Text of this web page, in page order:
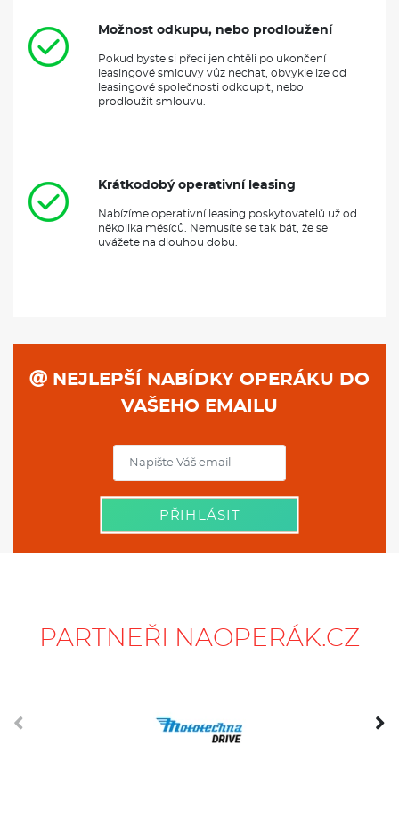
Možnost odkupu, nebo prodloužení
Pokud byste si přeci jen chtěli po ukončení
leasingové smlouvy vůz nechat, obvykle lze od
leasingové společnosti odkoupit, nebo
prodloužit smlouvu.
Krátkodobý operativní leasing
Nabízíme operativní leasing poskytovatelů už od
několika měsíců. Nemusíte se tak bát, že se
uvážete na dlouhou dobu.
NEJLEPŠÍ NABÍDKY OPERÁKU DO
VAŠEHO EMAILU
PŘIHLÁSIT
PARTNEŘI NAOPERÁK.CZ